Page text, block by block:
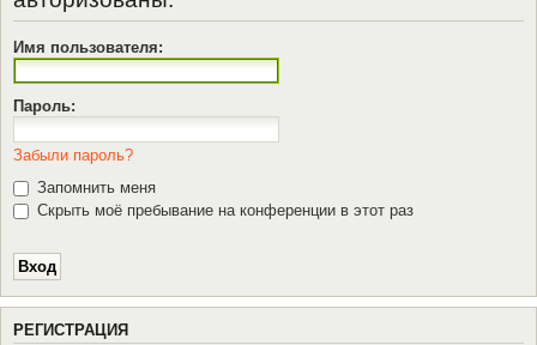
Имя пользователя:
Пароль:
Забыли пароль?
Запомнить меня
Скрыть моё пребывание на конференции в этот раз
РЕГИСТРАЦИЯ